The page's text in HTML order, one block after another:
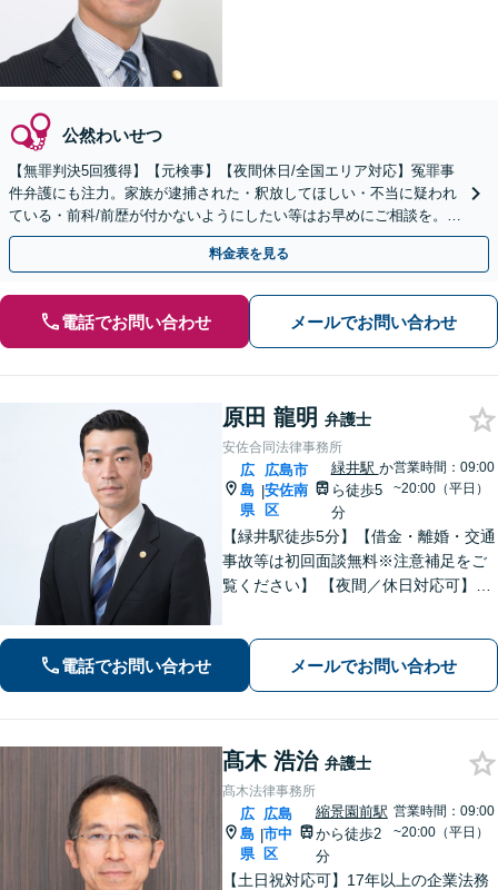
公然わいせつ
【無罪判決5回獲得】【元検事】【夜間休日/全国エリア対応】冤罪事
件弁護にも注力。家族が逮捕された・釈放してほしい・不当に疑われ
ている・前科/前歴が付かないようにしたい等はお早めにご相談を。迅
速に的確な対応に定評あり【分割払い可】
料金表を見る
電話でお問い合わせ メールでお問い合わせ
原田 龍明 弁護士
安佐合同法律事務所
広
島
県
|
広島市
安佐南
区
緑井駅 か
ら徒歩5
分
営業時間：09:00
~20:00（平日）
【緑井駅徒歩5分】【借金・離婚・交通
事故等は初回面談無料※注意補足をご
覧ください】 【夜間／休日対応可】丁
を第一に考えたパートナー弁護士に。
早めのご相談が有利な解決の鍵です。
電話でお問い合わせ メールでお問い合わせ
髙木 浩治 弁護士
髙木法律事務所
広
島
県
|
広島
市中
区
縮景園前駅
から徒歩2
分
営業時間：09:00
~20:00（平日）
【土日祝対応可】17年以上の企業法務